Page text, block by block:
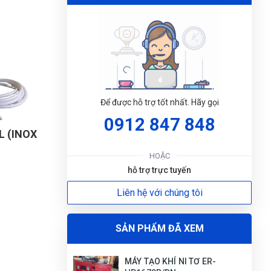
máy.
(INOX
Đức Phan
(Đánh giá 1 năm trước)
giá quá hợp lý, rẻ nhất từ trước đến giờ khi
(Đánh giá 1 năm trước)
có rất nhiều chương trình khuyến mại trong
shop, tôi thích rồi nha
Để được hỗ trợ tốt nhất. Hãy gọi
0912 847 848
HOẶC
hỗ trợ trực tuyến
Liên hệ với chúng tôi
SẢN PHẨM ĐÃ XEM
MÁY TẠO KHÍ NI TƠ ER-